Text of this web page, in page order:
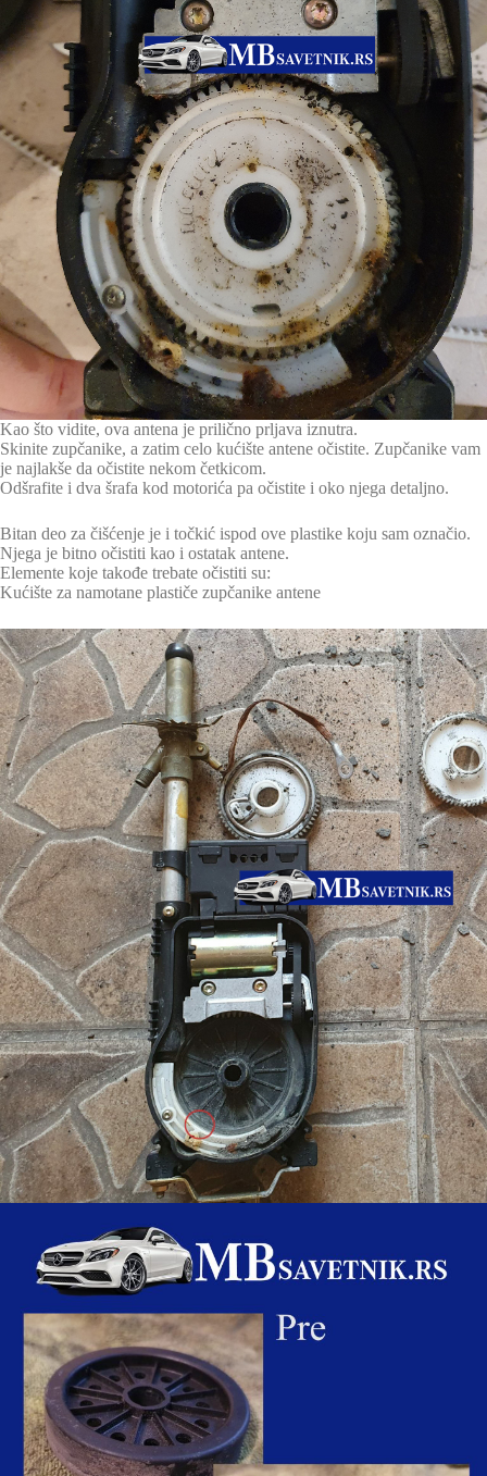
Kao što vidite, ova antena je prilično prljava iznutra.
Skinite zupčanike, a zatim celo kućište antene očistite. Zupčanike vam
je najlakše da očistite nekom četkicom.
Odšrafite i dva šrafa kod motorića pa očistite i oko njega detaljno.
Bitan deo za čišćenje je i točkić ispod ove plastike koju sam označio.
Njega je bitno očistiti kao i ostatak antene.
Elemente koje takođe trebate očistiti su:
Kućište za namotane plastiče zupčanike antene